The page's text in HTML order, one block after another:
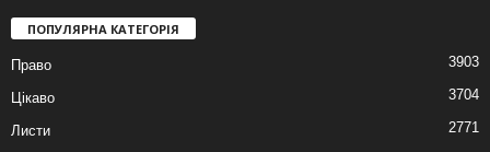
ПОПУЛЯРНА КАТЕГОРІЯ
Право 3903
Цікаво 3704
Листи 2771